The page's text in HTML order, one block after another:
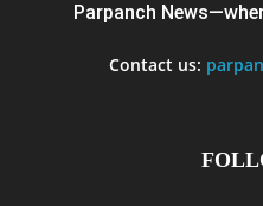
Parpanch
Contact us: